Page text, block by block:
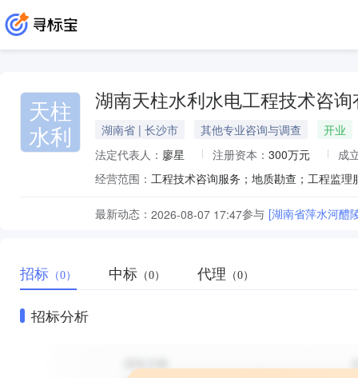
天柱
水利
湖南天柱水利水电工程技术咨询
湖南省 | 长沙市 其他专业咨询与调查
开业
法定代表人： 廖星 注册资本： 300万元
成
经营范围：
最新动态： 2026-08-07 17:47参与 [湖南省萍水河醴
招标 （0） 中标 （0） 代理 （0）
招标分析